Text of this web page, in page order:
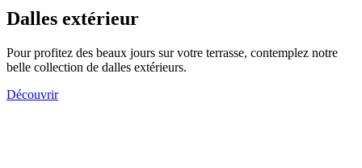
Dalles extérieur
Pour profitez des beaux jours sur votre terrasse, contemplez notre
belle collection de dalles extérieurs.
Découvrir